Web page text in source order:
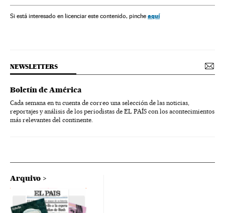
Luto Luto nacional
Si está interesado en licenciar este contenido, pinche aquí
NEWSLETTERS
Boletín de América
Cada semana en tu cuenta de correo una selección de las noticias,
reportajes y análisis de los periodistas de EL PAÍS con los acontecimientos
más relevantes del continente.
Arquivo